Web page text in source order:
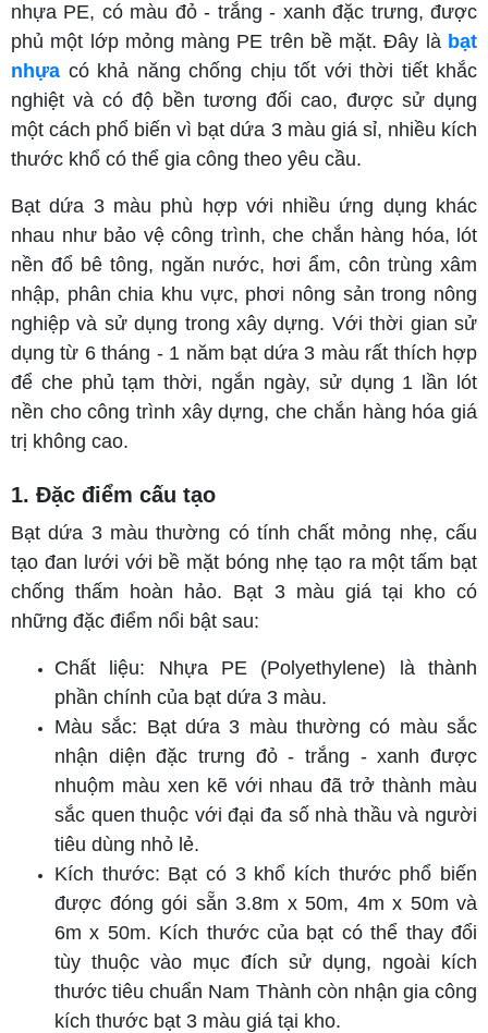
nhựa PE, có màu đỏ - trắng - xanh đặc trưng, được
phủ một lớp mỏng màng PE trên bề mặt. Đây là bạt
nhựa có khả năng chống chịu tốt với thời tiết khắc
nghiệt và có độ bền tương đối cao, được sử dụng
một cách phổ biến vì bạt dứa 3 màu giá sỉ, nhiều kích
thước khổ có thể gia công theo yêu cầu.
Bạt dứa 3 màu phù hợp với nhiều ứng dụng khác
nhau như bảo vệ công trình, che chắn hàng hóa, lót
nền đổ bê tông, ngăn nước, hơi ẩm, côn trùng xâm
nhập, phân chia khu vực, phơi nông sản trong nông
nghiệp và sử dụng trong xây dựng. Với thời gian sử
dụng từ 6 tháng - 1 năm bạt dứa 3 màu rất thích hợp
để che phủ tạm thời, ngắn ngày, sử dụng 1 lần lót
nền cho công trình xây dựng, che chắn hàng hóa giá
trị không cao.
1. Đặc điểm cấu tạo
Bạt dứa 3 màu thường có tính chất mỏng nhẹ, cấu
tạo đan lưới với bề mặt bóng nhẹ tạo ra một tấm bạt
chống thấm hoàn hảo. Bạt 3 màu giá tại kho có
những đặc điểm nổi bật sau:
Chất liệu: Nhựa PE (Polyethylene) là thành
phần chính của bạt dứa 3 màu.
Màu sắc: Bạt dứa 3 màu thường có màu sắc
nhận diện đặc trưng đỏ - trắng - xanh được
nhuộm màu xen kẽ với nhau đã trở thành màu
sắc quen thuộc với đại đa số nhà thầu và người
tiêu dùng nhỏ lẻ.
Kích thước: Bạt có 3 khổ kích thước phổ biến
được đóng gói sẵn 3.8m x 50m, 4m x 50m và
6m x 50m. Kích thước của bạt có thể thay đổi
tùy thuộc vào mục đích sử dụng, ngoài kích
thước tiêu chuẩn Nam Thành còn nhận gia công
kích thước bạt 3 màu giá tại kho.